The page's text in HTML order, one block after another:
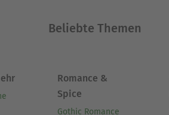
Beliebte Themen
Romance &
Spice
Gothic Romance